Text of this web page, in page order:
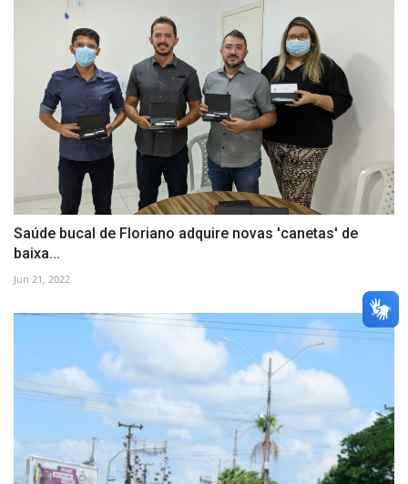
Saúde bucal de Floriano adquire novas 'canetas' de
baixa...
Jun 21, 2022